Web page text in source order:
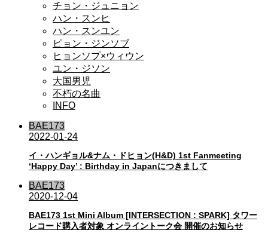
チョン・ジュニョン
ハン・スンヒ
ハン・スンユン
ピョン・ジンソブ
ヒョンソプ×ウィウン
ユン・ジソン
大国男児
不朽の名曲
INFO
BAE173
2022-01-24
イ・ハンギョル&ナム・ドヒョン(H&D) 1st Fanmeeting
‘Happy Day’ : Birthday in Japanにつきまして
BAE173
2020-12-04
BAE173 1st Mini Album [INTERSECTION : SPARK] タワー
レコード購入者対象 オンライントーク会 開催のお知らせ